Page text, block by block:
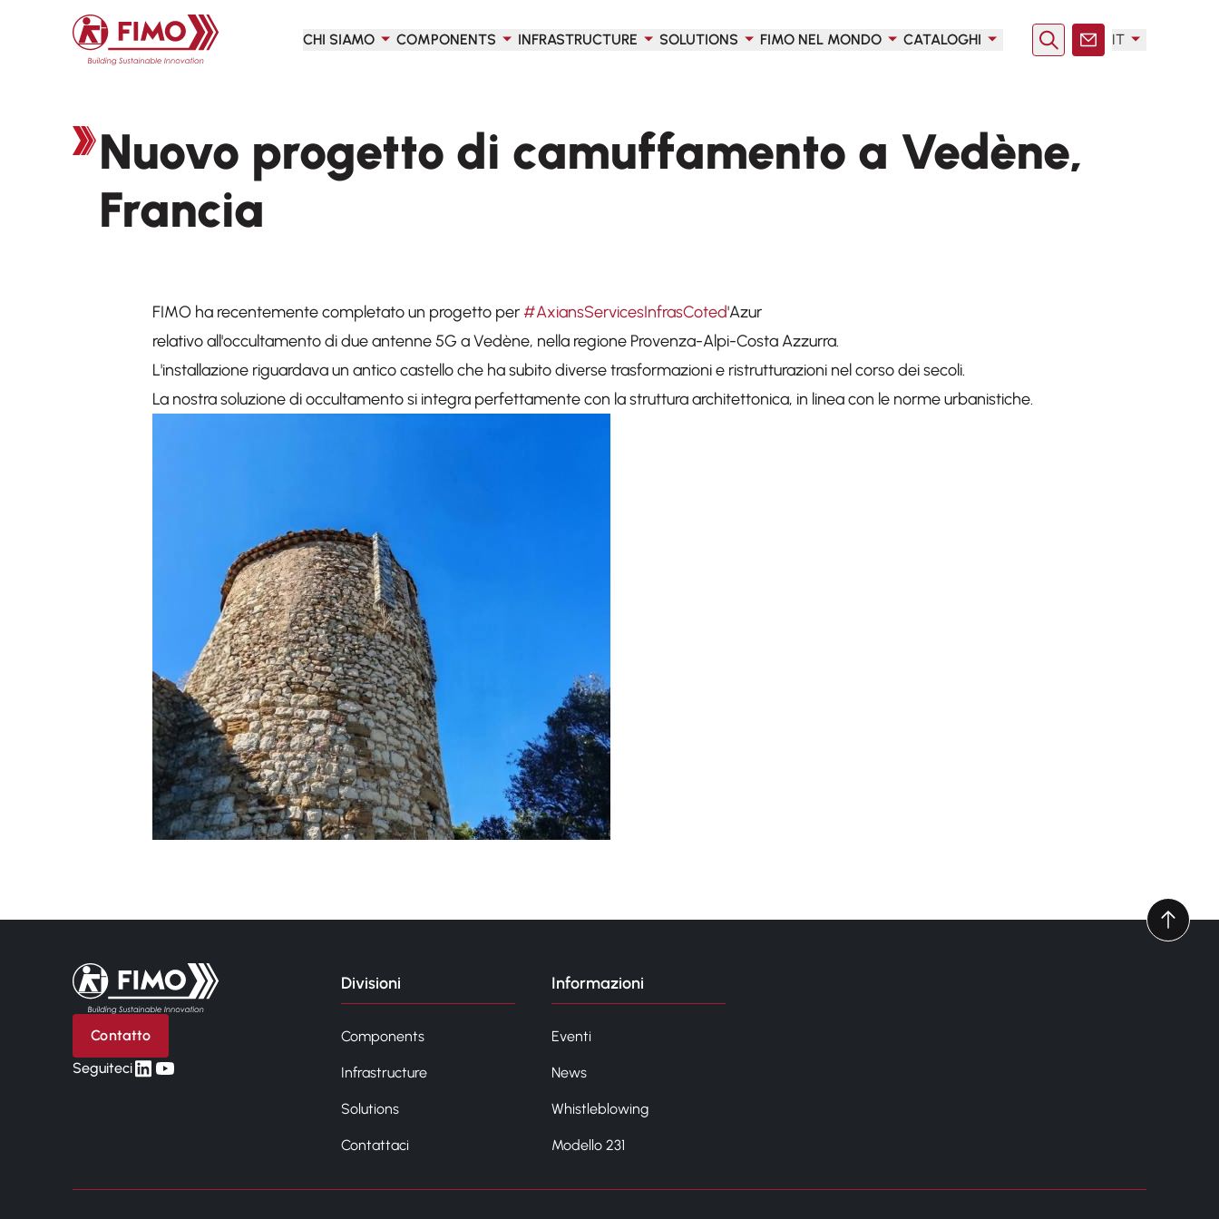
Torna alla pagina iniziale
CHI SIAMO
COMPONENTS INFRASTRUCTURE SOLUTIONS FIMO NEL MONDO CATALOGHI RicercaContatto
IT
Nuovo progetto di camuffamento a Vedène,
Francia
FIMO ha recentemente completato un progetto per#AxiansServicesInfrasCoted'Azur
relativo all'occultamento di due antenne 5G a Vedène, nella regione Provenza-Alpi-Costa Azzurra.
L'installazione riguardava un antico castello che ha subito diverse trasformazioni e ristrutturazioni nel corso dei secoli.
La nostra soluzione di occultamento si integra perfettamente con la struttura architettonica, in linea con le norme urbanistiche.
Torna alla pagina iniziale
Contatto
Seguitecilinkedin
yt
Divisioni
Components
Infrastructure
Solutions
Contattaci
Informazioni
Eventi
News
Whistleblowing
Modello 231